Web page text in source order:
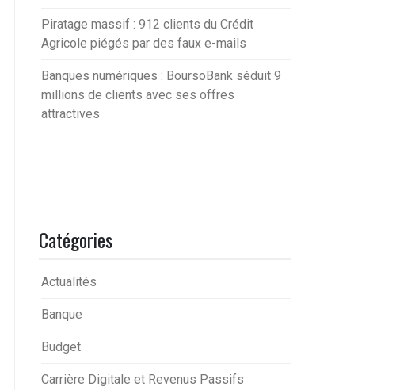
Piratage massif : 912 clients du Crédit
Agricole piégés par des faux e-mails
Banques numériques : BoursoBank séduit 9
millions de clients avec ses offres
attractives
Catégories
Actualités
Banque
Budget
Carrière Digitale et Revenus Passifs